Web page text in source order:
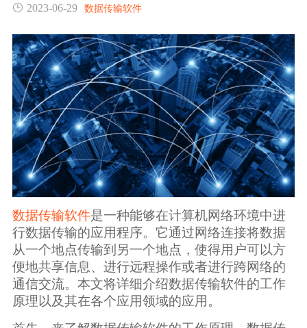
镭速FTP加速
跨国数据传输
数据同步
内外网文件交换
数据迁移
数据协作
数据分发
行业应用解决方案
政府机构
生态合作
关于镭速
帮助中心
2023-06-29 数据传输软件
数据传输软件是一种能够在计算机网络环境中进
行数据传输的应用程序。它通过网络连接将数据
从一个地点传输到另一个地点，使得用户可以方
便地共享信息、进行远程操作或者进行跨网络的
通信交流。本文将详细介绍数据传输软件的工作
原理以及其在各个应用领域的应用。